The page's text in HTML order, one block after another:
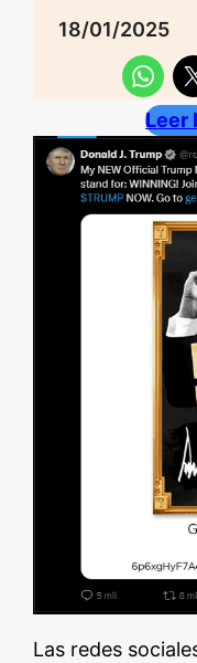
18/01/2025
Leer
Las redes